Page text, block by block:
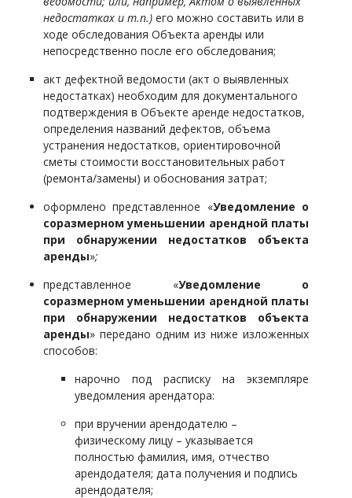
недостатках и т.п.) его можно составить или в
ходе обследования Объекта аренды или
непосредственно после его обследования;
акт дефектной ведомости (акт о выявленных
недостатках) необходим для документального
подтверждения в Объекте аренде недостатков,
определения названий дефектов, объема
устранения недостатков, ориентировочной
сметы стоимости восстановительных работ
(ремонта/замены) и обоснования затрат;
оформлено представленное «Уведомление о
соразмерном уменьшении арендной платы
при обнаружении недостатков объекта
аренды»;
представленное «Уведомление о
соразмерном уменьшении арендной платы
при обнаружении недостатков объекта
аренды» передано одним из ниже изложенных
способов:
нарочно под расписку на экземпляре
уведомления арендатора:
при вручении арендодателю –
физическому лицу – указывается
полностью фамилия, имя, отчество
арендодателя; дата получения и подпись
арендодателя;